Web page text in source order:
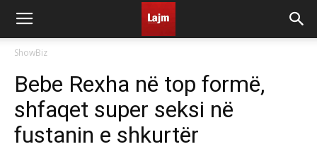
ShowBiz
Bebe Rexha në top formë,
shfaqet super seksi në
fustanin e shkurtër